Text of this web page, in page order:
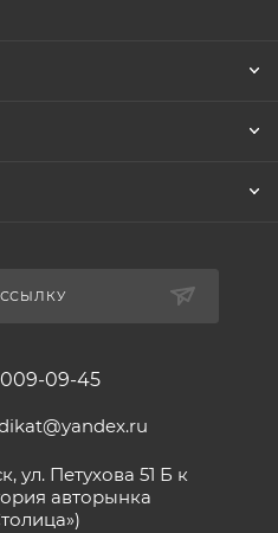
009-09-45
ул. Петухова 51 Б к
авторынка